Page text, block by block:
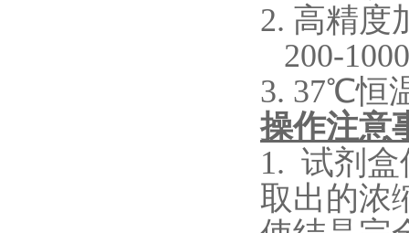
2. 高精度
200-
3. 37℃恒
操作注意
1. 试剂盒
取出的浓